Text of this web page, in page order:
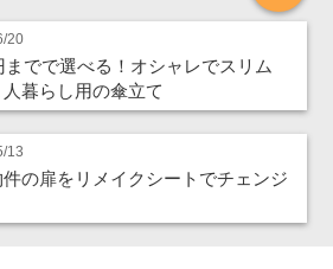
20
までで選べる！オシャレでスリム
暮らし用の傘立て
13
の扉をリメイクシートでチェンジ